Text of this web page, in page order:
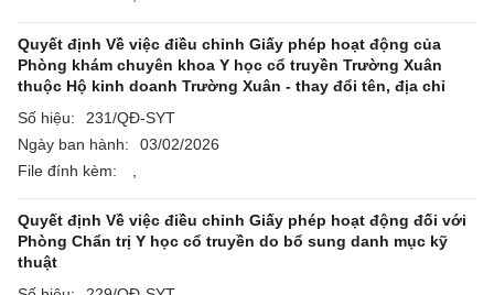
Quyết định Về việc điều chỉnh Giấy phép hoạt động của
Phòng khám chuyên khoa Y học cổ truyền Trường Xuân
thuộc Hộ kinh doanh Trường Xuân - thay đổi tên, địa chỉ
Số hiệu:
231/QĐ-SYT
Ngày ban hành:
03/02/2026
File đính kèm:
Quyết định Về việc điều chỉnh Giấy phép hoạt động đối với
Phòng Chẩn trị Y học cổ truyền do bổ sung danh mục kỹ
thuật